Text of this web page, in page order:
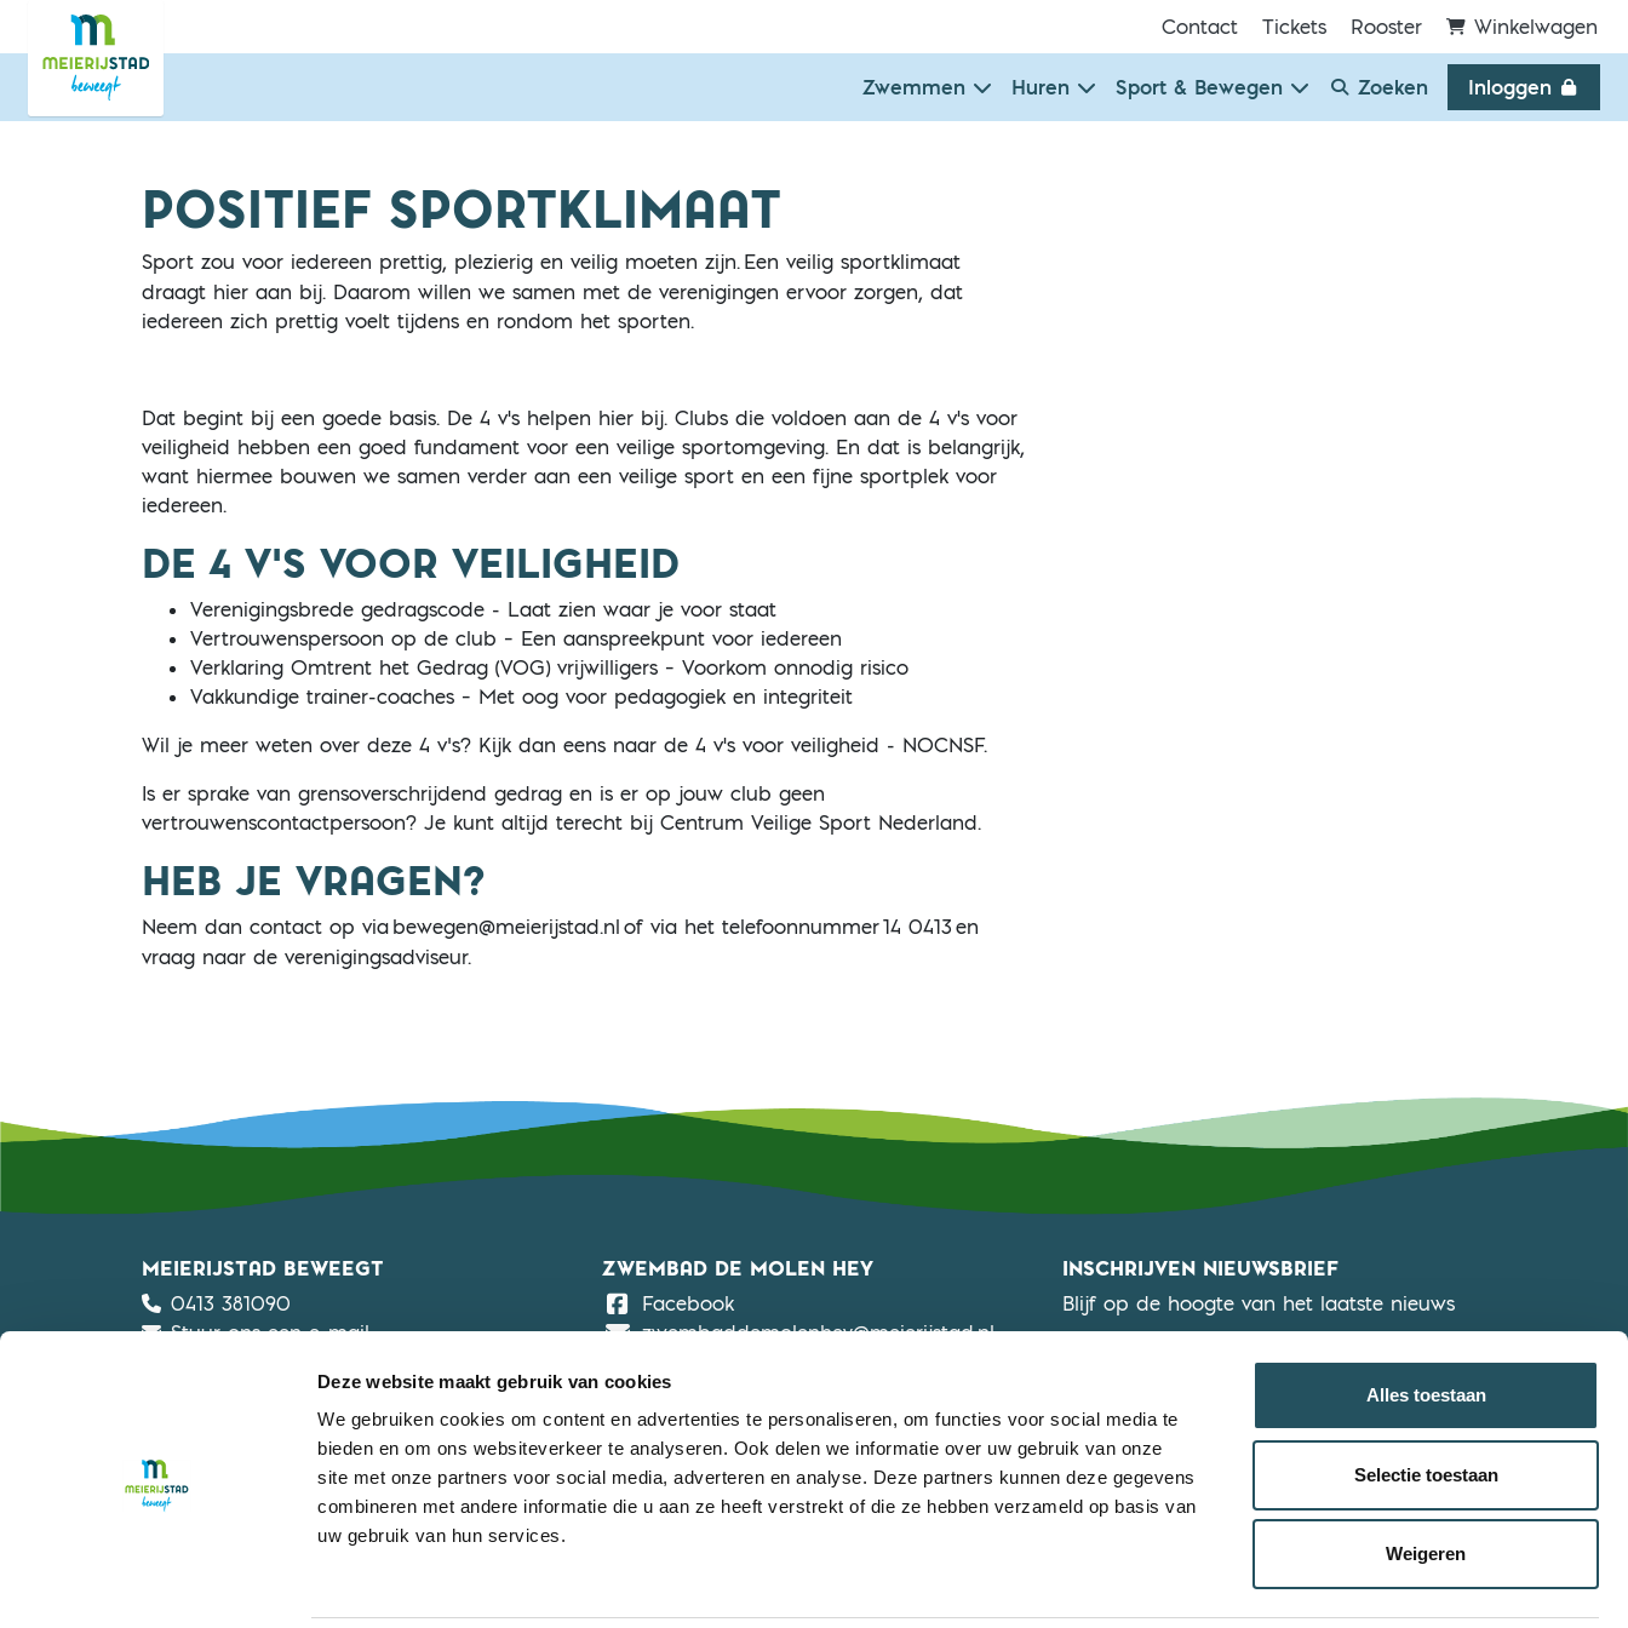
Deze website maakt gebruik van cookies
We gebruiken cookies om content en advertenties te personaliseren, om functies voor social media te
bieden en om ons websiteverkeer te analyseren. Ook delen we informatie over uw gebruik van onze
site met onze partners voor social media, adverteren en analyse. Deze partners kunnen deze gegevens
combineren met andere informatie die u aan ze heeft verstrekt of die ze hebben verzameld op basis van
uw gebruik van hun services.
Alles toestaan
Selectie toestaan
Weigeren
Direct naar de inhoud van de pagina Contact Tickets Rooster Winkelwagen
Zwemmen Huren Sport & Bewegen Zoeken Inloggen
POSITIEF SPORTKLIMAAT
Sport zou voor iedereen prettig, plezierig en veilig moeten zijn. Een veilig sportklimaat
draagt hier aan bij. Daarom willen we samen met de verenigingen ervoor zorgen, dat
iedereen zich prettig voelt tijdens en rondom het sporten.
Dat begint bij een goede basis. De 4 v's helpen hier bij. Clubs die voldoen aan de 4 v's voor
veiligheid hebben een goed fundament voor een veilige sportomgeving. En dat is belangrijk,
want hiermee bouwen we samen verder aan een veilige sport en een fijne sportplek voor
iedereen.
DE 4 V’S VOOR VEILIGHEID
Verenigingsbrede gedragscode - Laat zien waar je voor staat
Vertrouwenspersoon op de club – Een aanspreekpunt voor iedereen
Verklaring Omtrent het Gedrag (VOG) vrijwilligers – Voorkom onnodig risico
Vakkundige trainer-coaches – Met oog voor pedagogiek en integriteit
Wil je meer weten over deze 4 v’s? Kijk dan eens naar de 4 v's voor veiligheid - NOCNSF.
Is er sprake van grensoverschrijdend gedrag en is er op jouw club geen
vertrouwenscontactpersoon? Je kunt altijd terecht bij Centrum Veilige Sport Nederland.
HEB JE VRAGEN?
Neem dan contact op via bewegen@meierijstad.nl of via het telefoonnummer14 0413 en
vraag naar de verenigingsadviseur.
MEIERIJSTAD BEWEEGT
0413 381090
Stuur ons een e-mail
Algemene voorwaarden
Meldpunt en gedragscode
Onderdeel van Gemeente Meierijstad
ZWEMBAD DE MOLEN HEY
FacebookDe Molen Hey
zwembaddemolenhey@meierijstad.nl
ZWEMBAD DE NEUL
FacebookDe Neul
zwembaddeneul@meierijstad.nl
ZWEMBAD DE BEEMD
INSCHRIJVEN NIEUWSBRIEF
Blijf op de hoogte van het laatste nieuws
KLIK HIER OM JE IN TE SCHRIJVEN